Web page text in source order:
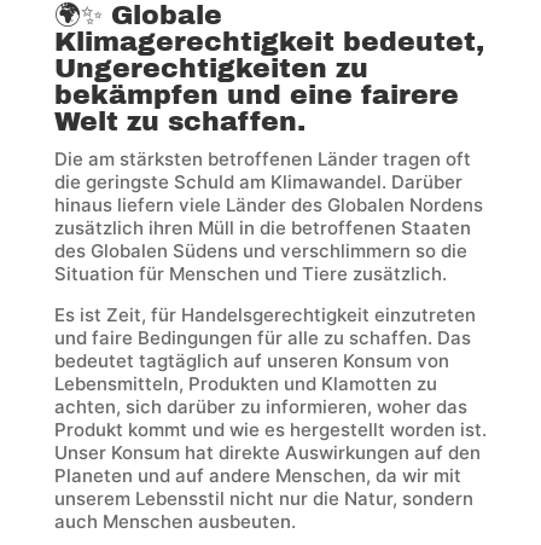
🌍✨ Globale
Klimagerechtigkeit bedeutet,
Ungerechtigkeiten zu
bekämpfen und eine fairere
Welt zu schaffen.
Die am stärksten betroffenen Länder tragen oft
die geringste Schuld am Klimawandel. Darüber
hinaus liefern viele Länder des Globalen Nordens
zusätzlich ihren Müll in die betroffenen Staaten
des Globalen Südens und verschlimmern so die
Situation für Menschen und Tiere zusätzlich.
Es ist Zeit, für Handelsgerechtigkeit einzutreten
und faire Bedingungen für alle zu schaffen. Das
bedeutet tagtäglich auf unseren Konsum von
Lebensmitteln, Produkten und Klamotten zu
achten, sich darüber zu informieren, woher das
Produkt kommt und wie es hergestellt worden ist.
Unser Konsum hat direkte Auswirkungen auf den
Planeten und auf andere Menschen, da wir mit
unserem Lebensstil nicht nur die Natur, sondern
auch Menschen ausbeuten.